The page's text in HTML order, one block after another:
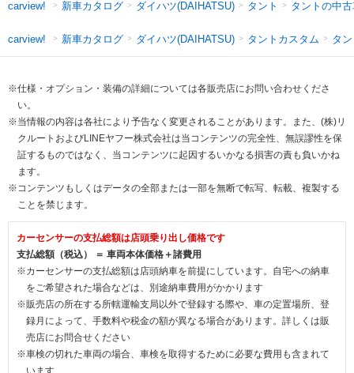
carview! 新車カタログ ダイハツ(DAIHATSU) タント タントの中
carview! 新車カタログ ダイハツ(DAIHATSU) タントカスタム タ
※仕様・オプション・装備の詳細については各販売店にお問い合わせくださ
い。
※当情報の内容は各社により予告なく変更されることがあります。また、(株)リ
クルートおよびLINEヤフー株式会社は当コンテンツの完全性、無誤謬性を保
証するものではなく、当コンテンツに起因するいかなる損害の責も負いかね
ます。
※コンテンツもしくはデータの全部または一部を無断で転写、転載、複製する
ことを禁じます。
カーセンサーの支払総額は店頭乗り出し価格です
支払総額（税込） ＝ 車両本体価格＋諸費用
※カーセンサーの支払総額は店頭納車を前提にしています。自宅への納車
をご希望された場合などは、別途納車費用がかかります
※販売店の所在する所轄運輸支局以外で登録する際や、車の定置場所、登
録月によって、手数料や税金の額が異なる場合があります。詳しくは販
売店にお問合せください
※車検の切れた車両の場合、車検を取得するために必要な費用も含まれて
います